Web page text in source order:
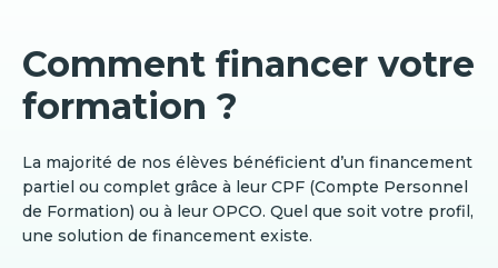
Comment financer votre
formation ?
La majorité de nos élèves bénéficient d’un financement
partiel ou complet grâce à leur CPF (Compte Personnel
de Formation) ou à leur OPCO. Quel que soit votre profil,
une solution de financement existe.